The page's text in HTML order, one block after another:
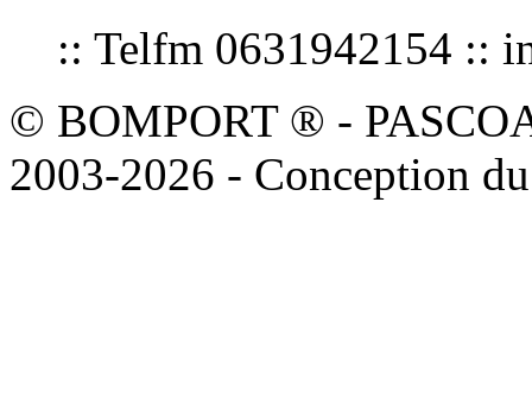
:: Telfm 0631942154 ::
© BOMPORT ® -
2003-2026 - Conception